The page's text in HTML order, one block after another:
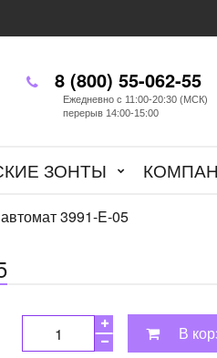
8 (800) 55-062-55
Ежедневно с 11:00-20:30 (МСК)
перерыв 14:00-15:00
ЗОНТЫ
3991-E-05
В